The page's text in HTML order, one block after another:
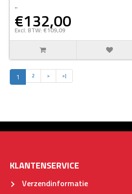
..
€132,00
Excl. BTW: €109,09
1 2 > >|
KLANTENSERVICE
Verzendinformatie